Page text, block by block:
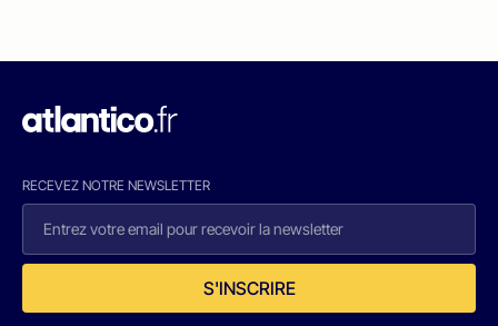
RECEVEZ NOTRE NEWSLETTER
S'INSCRIRE